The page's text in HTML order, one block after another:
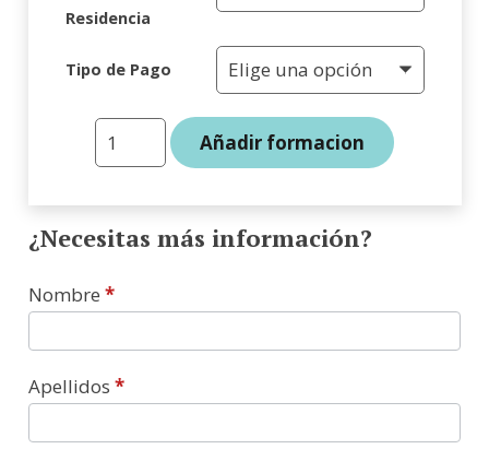
Residencia
Tipo de Pago
Nivel
2:
Depresión
2026
(link
pago)
cantidad
Añadir formacion
¿Necesitas más información?
Contacto
Nombre *
Apellidos *